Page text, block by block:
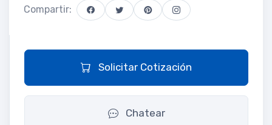
Compartir:
Solicitar Cotización
Chatear